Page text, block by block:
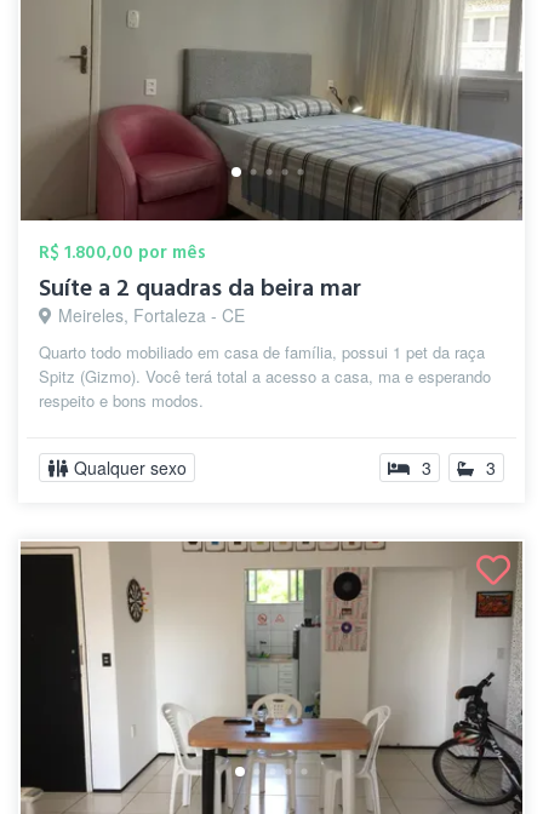
R$ 1.800,00 por mês
Suíte a 2 quadras da beira mar
Meireles, Fortaleza - CE
Quarto todo mobiliado em casa de família, possui 1 pet da raça
Spitz (Gizmo). Você terá total a acesso a casa, ma e esperando
respeito e bons modos.
Qualquer sexo 3 3